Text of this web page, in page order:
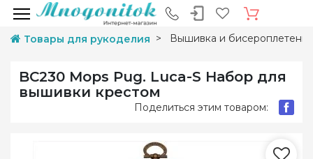
Товары для рукоделия Вышивка и
BC230 Mops Pug. Luca-S Набор для
вышивки крестом
Поделиться этим товаром: